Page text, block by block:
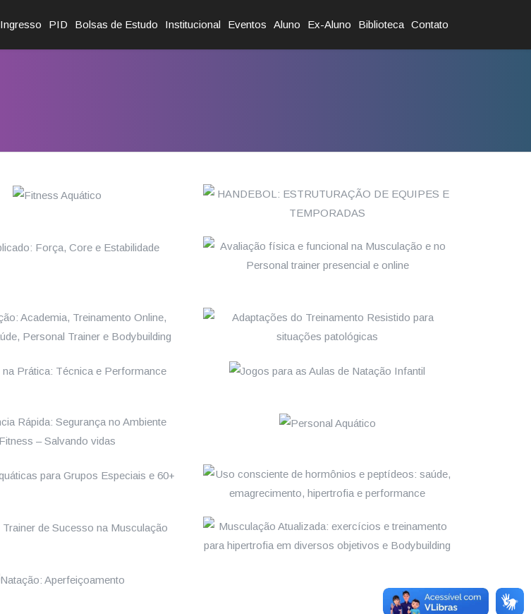
Ingresso PID Bolsas de Estudo Institucional Eventos Aluno Ex-Aluno Biblioteca Contato